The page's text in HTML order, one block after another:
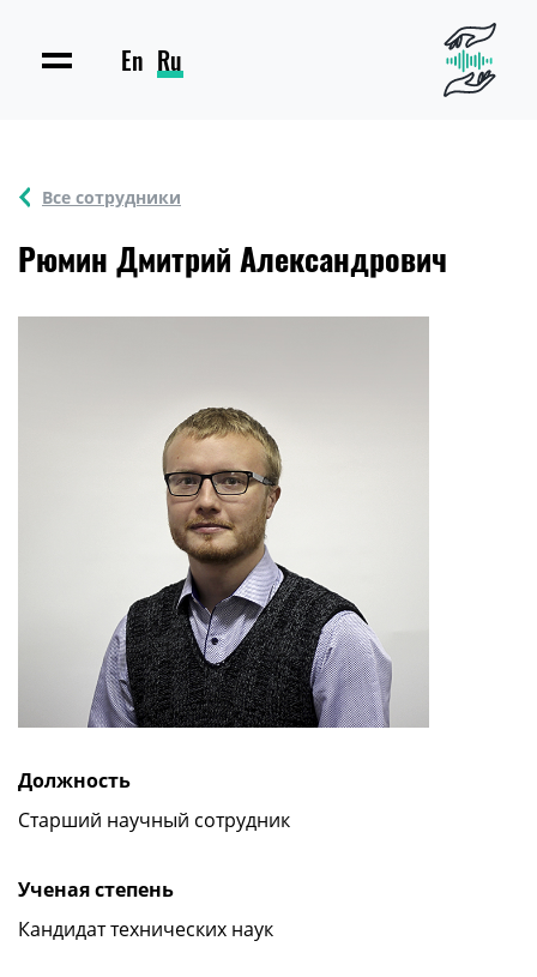
En Ru
Все сотрудники
Рюмин Дмитрий Александрович
Должность
Старший научный сотрудник
Ученая степень
Кандидат технических наук